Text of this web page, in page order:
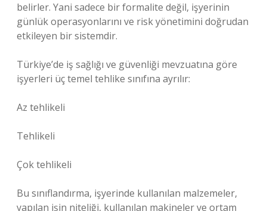
belirler. Yani sadece bir formalite değil, işyerinin
günlük operasyonlarını ve risk yönetimini doğrudan
etkileyen bir sistemdir.
Türkiye’de iş sağlığı ve güvenliği mevzuatına göre
işyerleri üç temel tehlike sınıfına ayrılır:
Az tehlikeli
Tehlikeli
Çok tehlikeli
Bu sınıflandırma, işyerinde kullanılan malzemeler,
yapılan işin niteliği, kullanılan makineler ve ortam